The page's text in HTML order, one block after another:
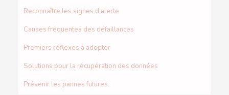
Reconnaître les signes d’alerte
Causes fréquentes des défaillances
Premiers réflexes à adopter
Solutions pour la récupération des données
Prévenir les pannes futures